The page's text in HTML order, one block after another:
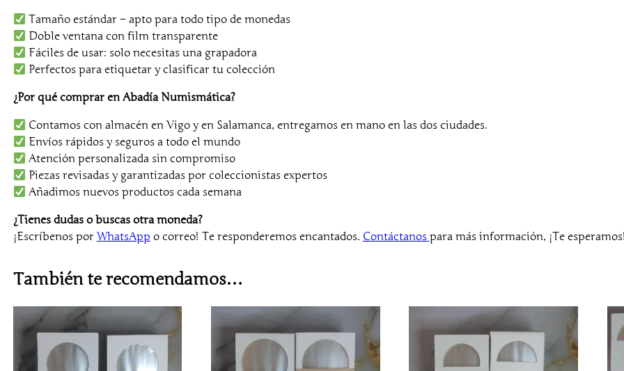
5
i
Tamaño estándar – apto para todo tipo de monedas
Doble ventana con film transparente
Fáciles de usar: solo necesitas una grapadora
Perfectos para etiquetar y clasificar tu colección
¿Por qué comprar en Abadía Numismática?
Contamos con almacén en Vigo y en Salamanca, entregamos en mano en las dos ciudades.
Envíos rápidos y seguros a todo el mundo
Atención personalizada sin compromiso
Piezas revisadas y garantizadas por coleccionistas expertos
Añadimos nuevos productos cada semana
¿Tienes dudas o buscas otra moneda?
¡Escríbenos por WhatsApp o correo! Te responderemos encantados. Contáctanos para más información, ¡Te
También te recomendamos…